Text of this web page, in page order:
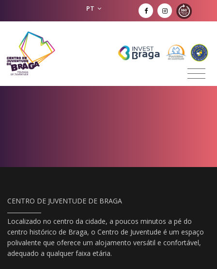
PT
CENTRO DE JUVENTUDE DE BRAGA
Localizado no centro da cidade, a poucos minutos a pé do
centro histórico de Braga, o Centro de Juventude é um espaço
polivalente que oferece um alojamento versátil e confortável,
adequado a qualquer faixa etária.